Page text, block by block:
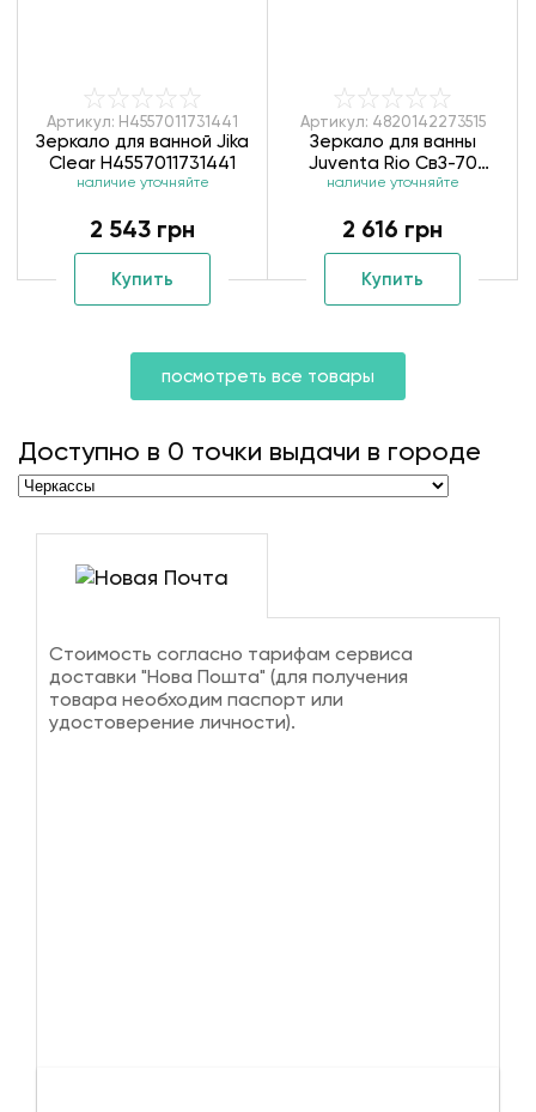
Артикул: H4557011731441
Зеркало для ванной Jika
Clear H4557011731441
наличие уточняйте
2 543 грн
Купить
Артикул: 4820142273515
Зеркало для ванны
Juventa Rio СвЗ-70
4820142273515
наличие уточняйте
2 616 грн
Купить
посмотреть все товары
Доступно в 0 точки выдачи в городе
Стоимость согласно тарифам сервиса
доставки "Нова Пошта" (для получения
товара необходим паспорт или
удостоверение личности).